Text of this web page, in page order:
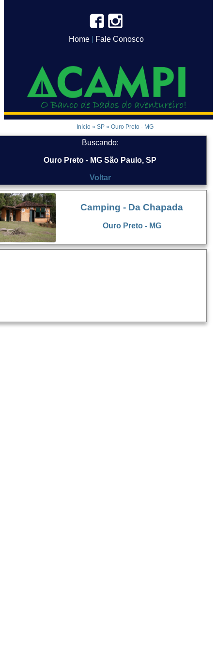
Home| Fale Conosco
Início » SP » Ouro Preto - MG
Buscando:
Ouro Preto - MG São Paulo, SP
Voltar
Camping - Da Chapada
Ouro Preto - MG